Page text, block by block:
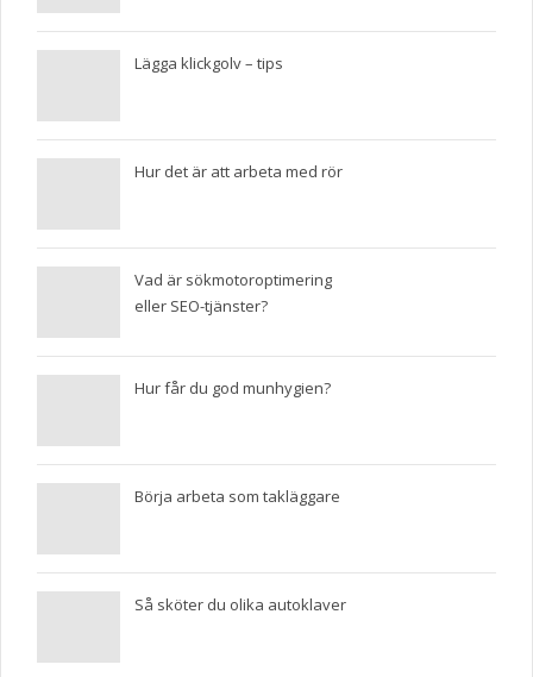
Lägga klickgolv – tips
Hur det är att arbeta med rör
Vad är sökmotoroptimering
eller SEO-tjänster?
Hur får du god munhygien?
Börja arbeta som takläggare
Så sköter du olika autoklaver